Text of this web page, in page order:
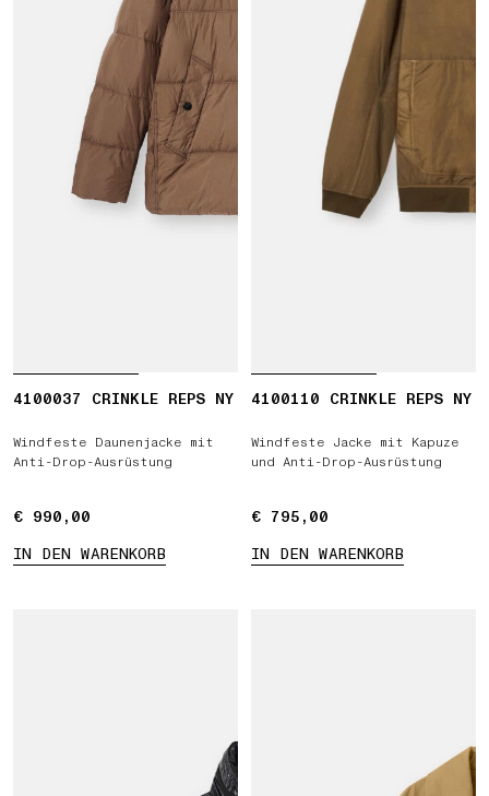
4100037 CRINKLE REPS NY
Windfeste Daunenjacke mit
Anti-Drop-Ausrüstung
€ 990,00
€ 990,00
IN DEN WARENKORB
4100110 CRINKLE REPS NY
Windfeste Jacke mit Kapuze
und Anti-Drop-Ausrüstung
€ 795,00
€ 795,00
IN DEN WARENKORB